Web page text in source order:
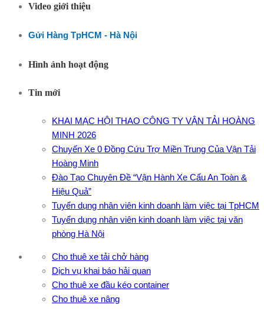
Video giới thiệu
Gửi Hàng TpHCM - Hà Nội
Hình ảnh hoạt động
Tin mới
KHAI MẠC HỘI THAO CÔNG TY VẬN TẢI HOÀNG
MINH 2026
Chuyến Xe 0 Đồng Cứu Trợ Miền Trung Của Vận Tải
Hoàng Minh
Đào Tạo Chuyên Đề “Vận Hành Xe Cẩu An Toàn &
Hiệu Quả”
Tuyển dụng nhân viên kinh doanh làm việc tại TpHCM
Tuyển dụng nhân viên kinh doanh làm việc tại văn
phòng Hà Nội
Cho thuê xe tải chở hàng
Dịch vụ khai báo hải quan
Cho thuê xe đầu kéo container
Cho thuê xe nâng